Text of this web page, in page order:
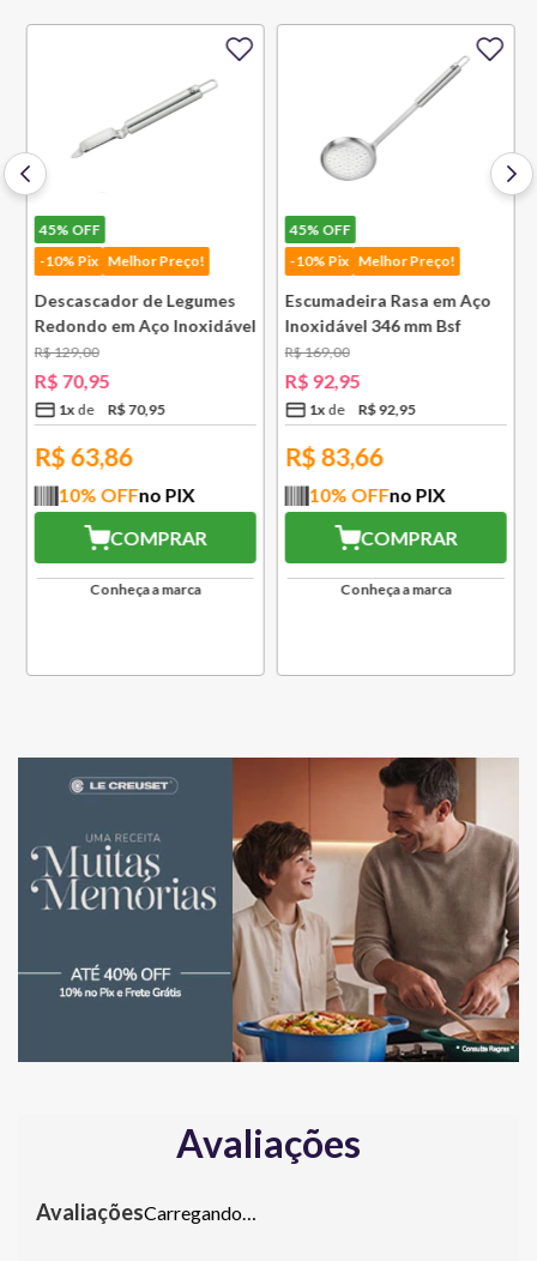
45%OFF
-10% Pix
Melhor Preço!
Descascador de Legumes
Redondo em Aço Inoxidável
131 mm Bsf
R$129,00
R$ 70,95
1x R$ 70,95
R$ 63,86
10% OFFno PIX
COMPRAR
Conheça a marca
45%OFF
-10% Pix
Melhor Preço!
Escumadeira Rasa em Aço
Inoxidável 346 mm Bsf
R$169,00
R$ 92,95
1x R$ 92,95
R$ 83,66
10% OFFno PIX
COMPRAR
Conheça a marca
Avaliações
Carregando…